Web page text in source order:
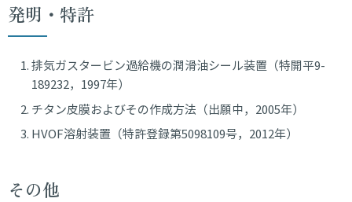
発明・特許
排気ガスタービン過給機の潤滑油シール装置（特開平9-
189232，1997年）
チタン皮膜およびその作成方法（出願中，2005年）
HVOF溶射装置（特許登録第5098109号，2012年）
その他